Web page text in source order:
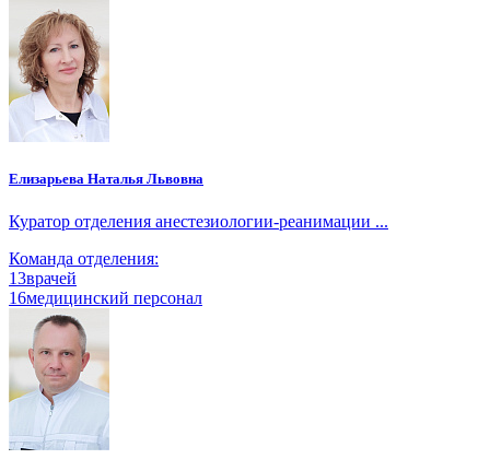
Елизарьева Наталья Львовна
Куратор отделения анестезиологии-реанимации ...
Команда отделения:
13врачей
16медицинский персонал